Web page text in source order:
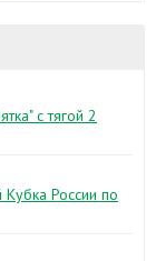
с тягой 2
России по